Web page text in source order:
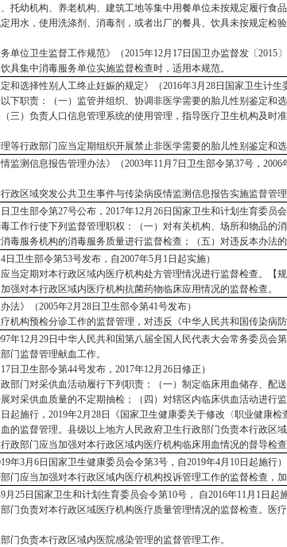
托幼机构、养老机构、建筑工地等集中用餐单位未按规定履行
用水，使用洗涤剂、消毒剂，或者出厂的餐具、饮具未按规定
单位卫生监督工作规范》（2015年12月17日国卫办监督发〔2015〕
具集中消毒服务单位实施监督检查时，适用本规范。
和选择性别人工终止妊娠的规定》（2016年3月28日国家卫生计生
下职责：（一）监管并组织、协调非医学需要的胎儿性别鉴定
三）负责人口信息管理系统的使用管理，指导医疗卫生机构及
等行政部门应当定期组织开展禁止非医学需要的胎儿性别鉴定和
监测信息报告管理办法》（2003年11月7日卫生部令第37号，
政区域突发公共卫生事件与传染病疫情监测信息报告实施监督管理
卫生部令第27号公布，2017年12月26日国家卫生和计划生育委员会
工作行使下列监督管理职权：（一）对有关机构、场所和物品
毒服务机构的消毒服务质量进行监督检查；（五）对违反本办法的
日卫生部令第53号发布，自2007年5月1日起实施）
当定期对本行政区域内医疗机构处方管理情况进行监督检查。【
强对本行政区域内医疗机构抗菌药物临床应用情况的监督检查。
法》（2005年2月28日卫生部令第41号发布）
机构预检分诊工作的监督管理，对违反《中华人民共和国传染病
年12月29日中华人民共和国第八届全国人民代表大会常务委员会
门监督管理献血工作。
日卫生部令第44号发布，2017年12月26日修正）
部门对采供血活动履行下列职责：（一）制定临床用血储存、
对采供血质量的不定期抽检；（四）对辖区内临床供血活动进
起施行，2019年2月28日《国家卫生健康委关于修改〈职业健康检
的监督管理。县级以上地方人民政府卫生行政部门负责本行政区
政部门应当加强对本行政区域内医疗机构临床用血情况的督导检查
年3月6日国家卫生健康委员会令第3号，自2019年4月10日起施行）
门应当加强对本行政区域内医疗机构投诉管理工作的监督检查，加
月25日国家卫生和计划生育委员会令第10号， 自2016年11月1日起施
门负责对本行政区域医疗机构医疗质量管理情况的监督检查。
门负责本行政区域内医院感染管理的监督管理工作。